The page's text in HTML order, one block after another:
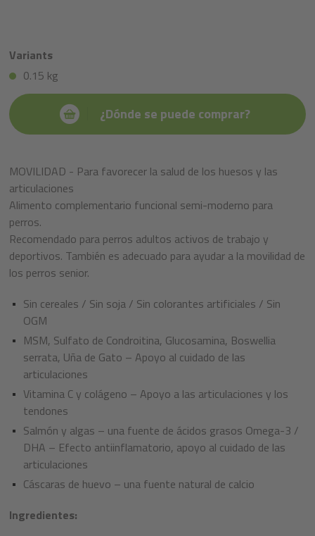
Variants
0.15 kg
¿Dónde se puede comprar?
MOVILIDAD - Para favorecer la salud de los huesos y las
articulaciones
Alimento complementario funcional semi-moderno para
perros.
Recomendado para perros adultos activos de trabajo y
deportivos. También es adecuado para ayudar a la movilidad de
los perros senior.
Sin cereales / Sin soja / Sin colorantes artificiales / Sin
OGM
MSM, Sulfato de Condroitina, Glucosamina, Boswellia
serrata, Uña de Gato – Apoyo al cuidado de las
articulaciones
Vitamina C y colágeno – Apoyo a las articulaciones y los
tendones
Salmón y algas – una fuente de ácidos grasos Omega-3 /
DHA – Efecto antiinflamatorio, apoyo al cuidado de las
articulaciones
Cáscaras de huevo – una fuente natural de calcio
Ingredientes: